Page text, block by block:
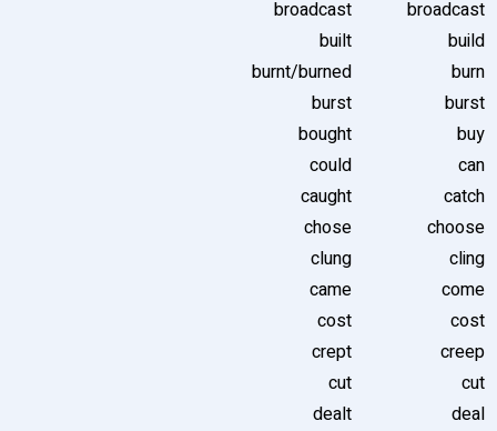
broadcast
broadcast
build
built
burn
burnt/burned
burst
burst
buy
bought
can
could
catch
caught
choose
chose
cling
clung
come
came
cost
cost
creep
crept
cut
cut
deal
dealt